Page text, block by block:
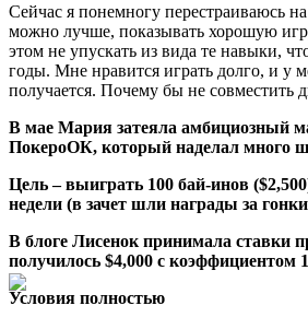
Сейчас я понемногу перестраиваюсь
можно лучше, показывать хорошую
этом не упускать из вида те навыки,
годы. Мне нравится играть долго, и у
получается. Почему бы не совместить
В мае Мария затеяла амбициозный
ПокероОК, который наделал много
Цель – выиграть 100 бай-инов
недели (в зачет шли награды за
В блоге Лисенок принимала ставки
получилось $4,000 с коэффициентом
Условия полностью